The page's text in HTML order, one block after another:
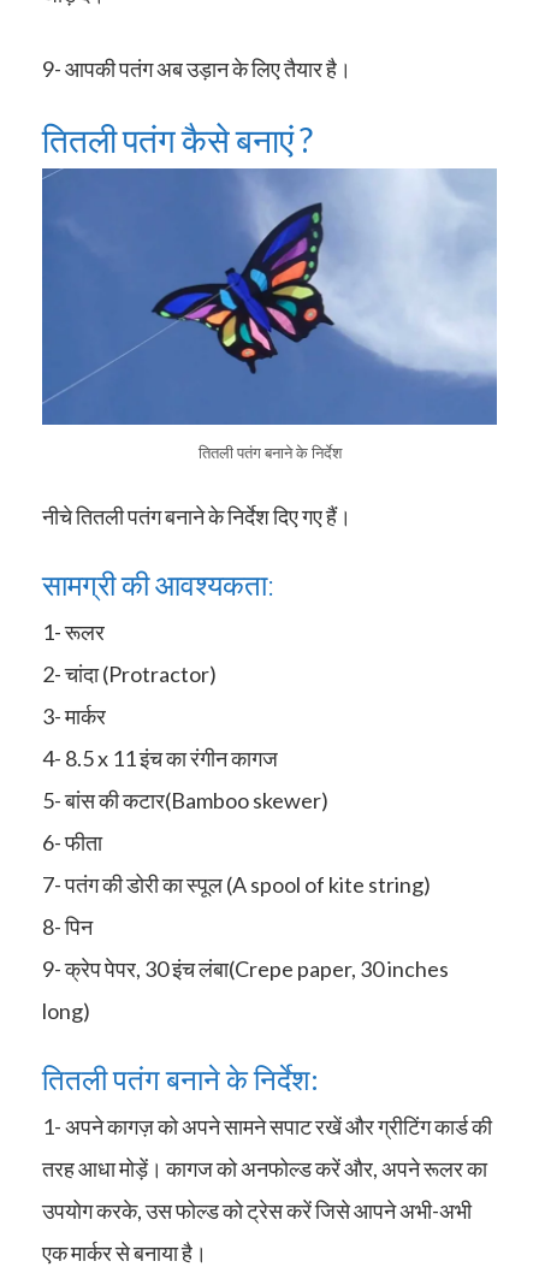
9- आपकी पतंग अब उड़ान के लिए तैयार है।
तितली पतंग कैसे बनाएं ?
तितली पतंग बनाने के निर्देश
नीचे तितली पतंग बनाने के निर्देश दिए गए हैं।
सामग्री की आवश्यकता:
1- रूलर
2- चांदा (Protractor)
3- मार्कर
4- 8.5 x 11 इंच का रंगीन कागज
5- बांस की कटार(Bamboo skewer)
6- फीता
7- पतंग की डोरी का स्पूल (A spool of kite string)
8- पिन
9- क्रेप पेपर, 30 इंच लंबा(Crepe paper, 30 inches
long)
तितली पतंग बनाने के निर्देश:
1- अपने कागज़ को अपने सामने सपाट रखें और ग्रीटिंग कार्ड की
तरह आधा मोड़ें। कागज को अनफोल्ड करें और, अपने रूलर का
उपयोग करके, उस फोल्ड को ट्रेस करें जिसे आपने अभी-अभी
एक मार्कर से बनाया है।